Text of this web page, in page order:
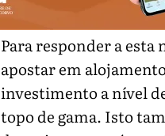
Para responder a esta
apostar em
investimento a nível
topo de gama. Isto